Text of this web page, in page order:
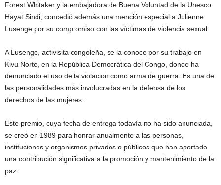
Forest Whitaker y la embajadora de Buena Voluntad de la Unesco
Hayat Sindi, concedió además una mención especial a Julienne
Lusenge por su compromiso con las víctimas de violencia sexual.
A Lusenge, activisita congoleña, se la conoce por su trabajo en
Kivu Norte, en la República Democrática del Congo, donde ha
denunciado el uso de la violación como arma de guerra. Es una de
las personalidades más involucradas en la defensa de los
derechos de las mujeres.
Este premio, cuya fecha de entrega todavía no ha sido anunciada,
se creó en 1989 para honrar anualmente a las personas,
instituciones y organismos privados o públicos que han aportado
una contribución significativa a la promoción y mantenimiento de la
paz.